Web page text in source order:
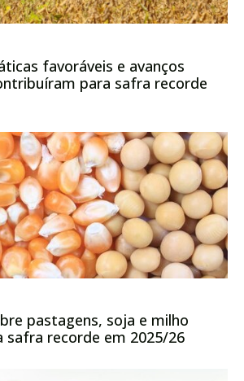
favoráveis e avanços
para safra recorde
pastagens, soja e milho
safra recorde em 2025/26